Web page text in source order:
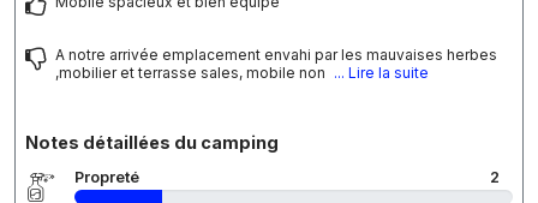
A notre arrivée emplacement envahi par les mauvaises herbes
,mobilier et terrasse sales, mobile non ... Lire la suite
Notes détaillées du camping
Propreté 2